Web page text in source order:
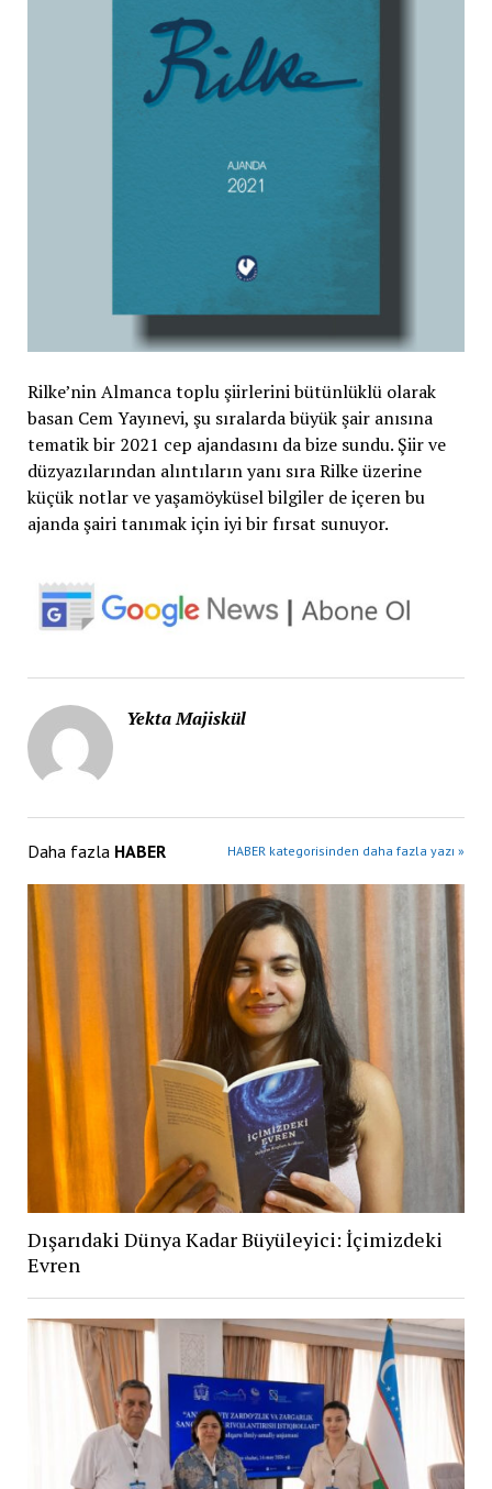
Rilke’nin Almanca toplu şiirlerini bütünlüklü olarak
basan Cem Yayınevi, şu sıralarda büyük şair anısına
tematik bir 2021 cep ajandasını da bize sundu. Şiir ve
düzyazılarından alıntıların yanı sıra Rilke üzerine
küçük notlar ve yaşamöyküsel bilgiler de içeren bu
ajanda şairi tanımak için iyi bir fırsat sunuyor.
Yekta Majiskül
Daha fazla HABER HABER kategorisinden daha fazla yazı »
Dışarıdaki Dünya Kadar Büyüleyici: İçimizdeki
Evren